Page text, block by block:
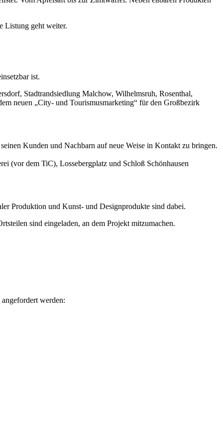
Listung geht weiter.
ist.
Stadtrandsiedlung Malchow, Wilhelmsruh, Rosenthal,
neuen „City- und Tourismusmarketing“ für den Großbezirk
Kunden und Nachbarn auf neue Weise in Kontakt zu bringen.
(vor dem TiC), Lossebergplatz und Schloß Schönhausen
Produktion und Kunst- und Designprodukte sind dabei.
sind eingeladen, an dem Projekt mitzumachen.
werden: